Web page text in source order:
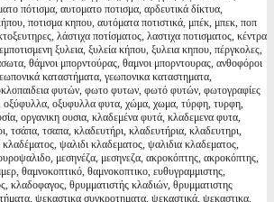
πότισμα, αυτοματο ποτισμα, αρδευτικά δίκτυα,
ποτισμα κηπου, αυτόματα ποτιστικά, μπέκ, μπεκ, ποπ
λάστιχα ποτίσματος, λαστιχα ποτισματος, κέντρα
ξυλεια, ξυλεία κήπου, ξυλεια κηπου, πέργκολες,
θάμνοι μπορντούρας, θαμνοι μπορντουρας, ανθοφόροι
καταστήματα, γεωπονικα καταστηματα,
φυτών, φωτο φυτων, φωτό φυτών, φωτογραφίες
οξύφυλλα, οξυφυλλα φυτα, χώμα, χωμα, τύρφη, τυρφη,
οργανικη ουσια, κλαδεμένα φυτά, κλαδεμενα φυτα,
τσάπα, τσαπα, κλαδευτήρι, κλαδευτήρια, κλαδευτηρι,
ψαλιδι κλαδεματος, ψαλιδια κλαδεματος,
μεσηνέζα, μεσηνεζα, ακροκόπτης, ακροκόπτης,
θαμνοκοπτικό, θαμνοκοπτικο, ευθυγραμμιστης,
κλαδοφαγος, θρυμματιστής κλαδιών, θρυμματιστης
ψεκαστικα συγκροτηματα, ψεκαστικά, ψεκαστικα,